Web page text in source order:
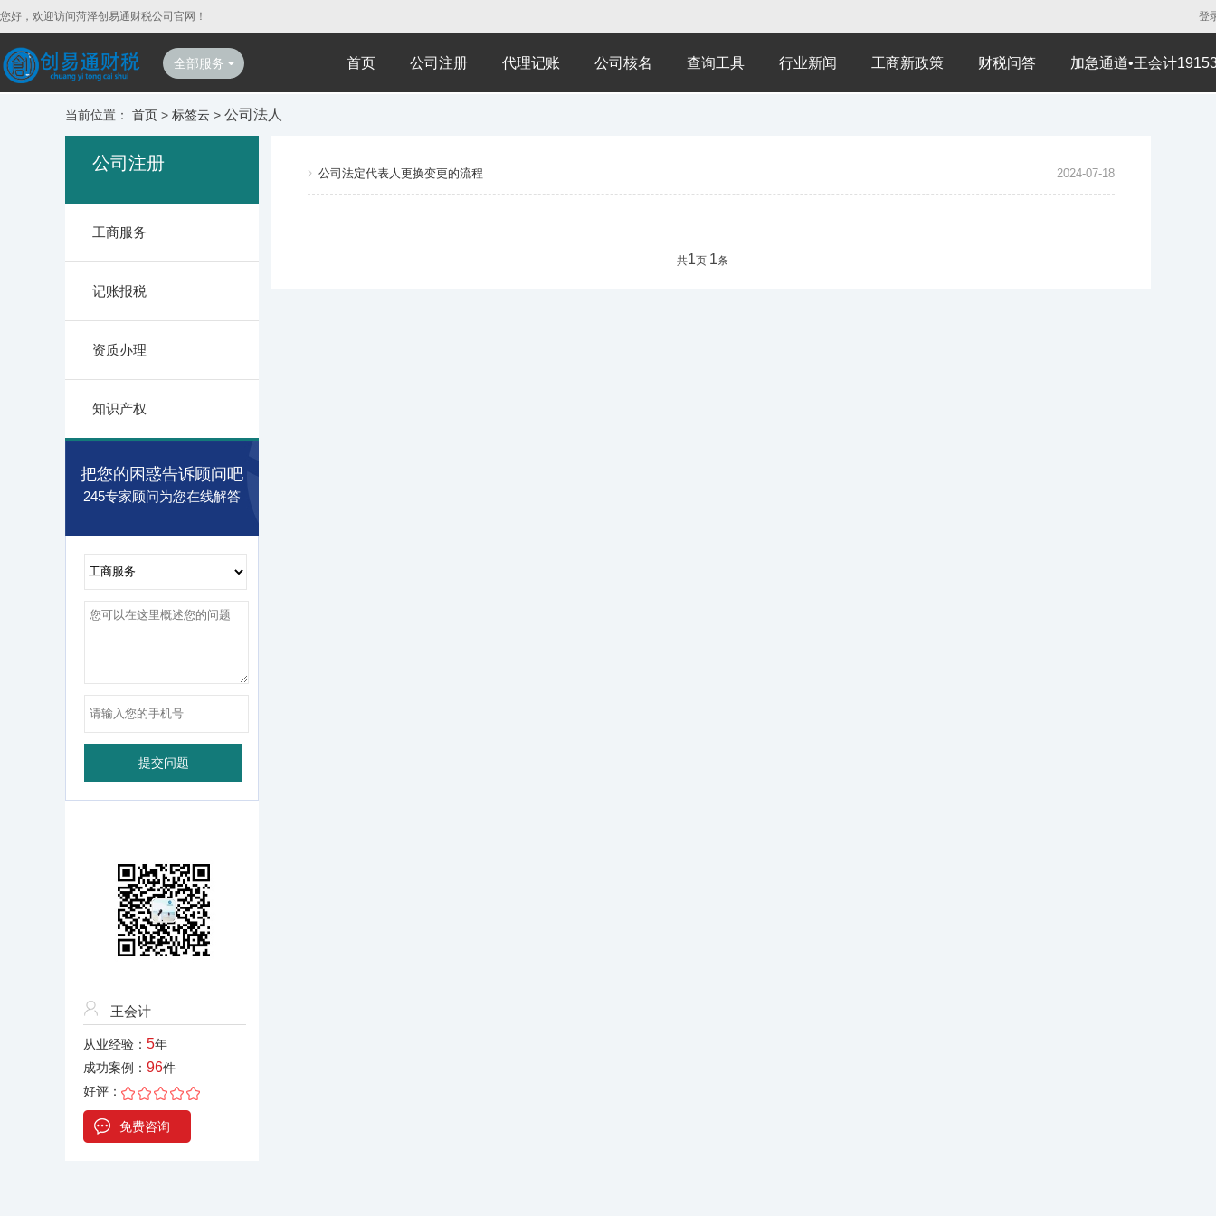
您好，欢迎访问菏泽创易通财税公司官网！ 登
全部服务 首页 公司注册 代理记账 公司核名 查询工具 行业新闻 工商新政策 财税问答 加急通道•王会计
当前位置： 首页 > 标签云 > 公司法人
公司注册
工商服务
记账报税
资质办理
知识产权
把您的困惑告诉顾问吧
245专家顾问为您在线解答
王会计
从业经验： 5年
成功案例： 96件
好评：
免费咨询
公司法定代表人更换变更的流程 2024-07-18
共1页 1条